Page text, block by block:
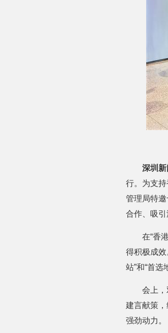
深圳
行。为支
管理局特
合作、吸引
在“香
得积极成
站”和“首选
会上
建言献策
强劲动力。